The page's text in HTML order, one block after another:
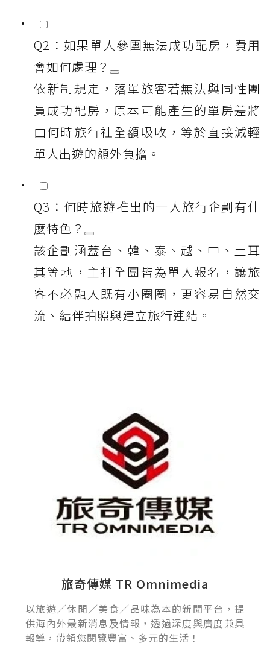
Q2：如果單人參團無法成功配房，費用
會如何處理？
依新制規定，落單旅客若無法與同性團
員成功配房，原本可能產生的單房差將
由何時旅行社全額吸收，等於直接減輕
單人出遊的額外負擔。
Q3：何時旅遊推出的一人旅行企劃有什
麼特色？
該企劃涵蓋台、韓、泰、越、中、土耳
其等地，主打全團皆為單人報名，讓旅
客不必融入既有小圈圈，更容易自然交
流、結伴拍照與建立旅行連結。
旅奇傳媒 TR Omnimedia
以旅遊／休閒／美食／品味為本的新聞平台，提
供海內外最新消息及情報，透過深度與廣度兼具
報導，帶領您閱覽豐富、多元的生活！